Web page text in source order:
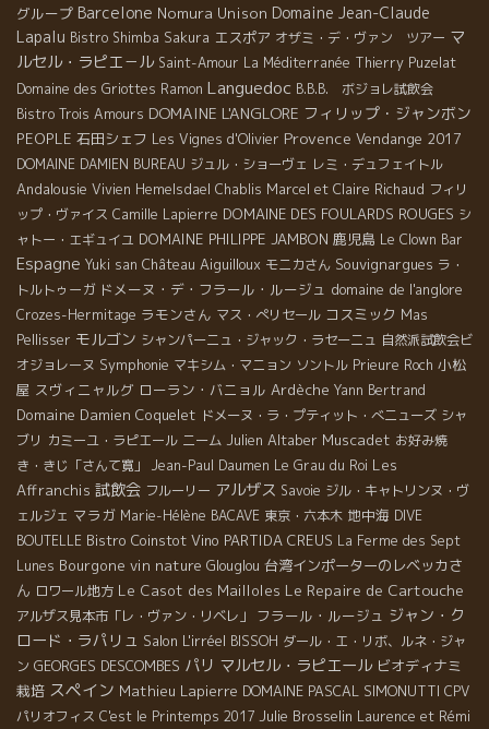
グループ Barcelone Nomura Unison Domaine Jean-Claude
Lapalu Bistro Shimba Sakura エスポア オザミ・デ・ヴァン ツアー マ
ルセル・ラピエ－ル Saint-Amour La Méditerranée Thierry Puzelat
Domaine des Griottes Ramon Languedoc B.B.B. ボジョレ試飲会
Bistro Trois Amours DOMAINE L'ANGLORE フィリップ・ジャンボン
PEOPLE 石田シェフ Les Vignes d'Olivier Provence Vendange 2017
DOMAINE DAMIEN BUREAU ジュル・ショーヴェ レミ・デュフェイトル
Andalousie Vivien Hemelsdael Chablis Marcel et Claire Richaud フィリ
ップ・ヴァイス Camille Lapierre DOMAINE DES FOULARDS ROUGES シ
ャトー・エギュイユ DOMAINE PHILIPPE JAMBON 鹿児島 Le Clown Bar
Espagne Yuki san Château Aiguilloux モニカさん Souvignargues ラ・
トルトゥーガ ドメーヌ・デ・フラール・ルージュ domaine de l'anglore
Crozes-Hermitage ラモンさん マス・ぺリセール コスミック Mas
Pellisser モルゴン シャンパーニュ・ジャック・ラセーニュ 自然派試飲会ビ
オジョレーヌ Symphonie マキシム・マニョン ソントル Prieure Roch 小松
屋 スヴィニャルグ ローラン・バニョル Ardèche Yann Bertrand
Domaine Damien Coquelet ドメーヌ・ラ・プティット・べニューズ シャ
ブリ カミーユ・ラピエール ニーム Julien Altaber Muscadet お好み焼
き・きじ「さんて寛」
Jean-Paul Daumen Le Grau du Roi Les
Affranchis 試飲会 フルーリー アルザス Savoie ジル・キャトリンヌ・ヴ
ェルジェ マラガ Marie-Hélène BACAVE 東京・六本木 地中海 DIVE
BOUTELLE Bistro Coinstot Vino PARTIDA CREUS La Ferme des Sept
Lunes Bourgone vin nature Glouglou 台湾インポーターのレベッカさ
ん ロワール地方 Le Casot des Mailloles Le Repaire de Cartouche
アルザス見本市「レ・ヴァン・リベレ」 フラール・ルージュ ジャン・ク
ロード・ラパリュ Salon L'irréel BISSOH ダール・エ・リボ、ルネ・ジャ
ン GEORGES DESCOMBES パリ マルセル・ラピエール ビオディナミ
栽培 スペイン Mathieu Lapierre DOMAINE PASCAL SIMONUTTI CPV
パリオフィス C'est le Printemps 2017 Julie Brosselin Laurence et Rémi